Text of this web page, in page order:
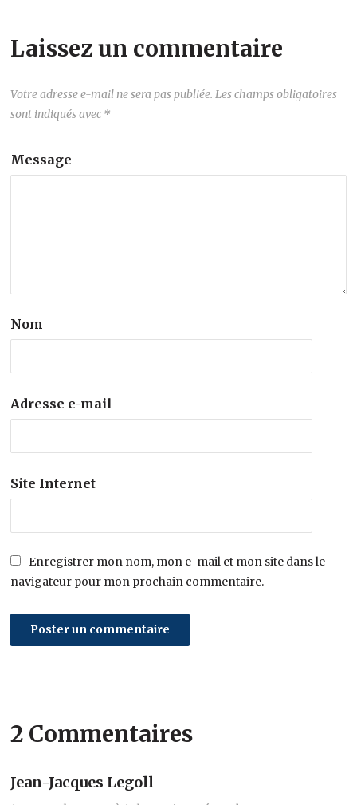
Laissez un commentaire
Votre adresse e-mail ne sera pas publiée. Les champs obligatoires
sont indiqués avec *
Message
Nom
Adresse e-mail
Site Internet
Enregistrer mon nom, mon e-mail et mon site dans le
navigateur pour mon prochain commentaire.
2 Commentaires
Jean-Jacques Legoll